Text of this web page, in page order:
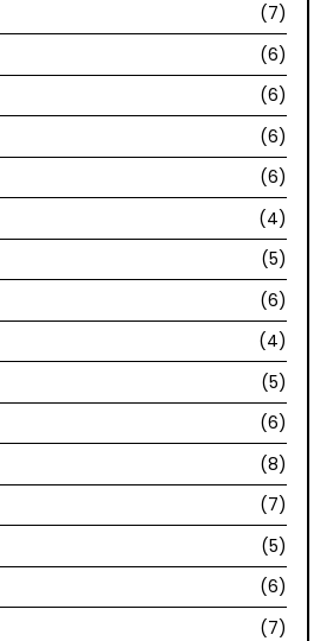
(7)
(6)
(6)
(6)
(6)
(4)
(5)
(6)
(4)
(5)
(6)
(8)
(7)
(5)
(6)
(7)